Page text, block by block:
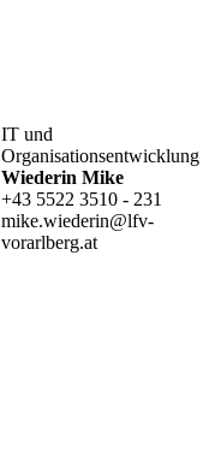
IT und
Organisationsentwicklung
Wiederin Mike
+43 5522 3510 - 231
mike.wiederin@lfv-
vorarlberg.at